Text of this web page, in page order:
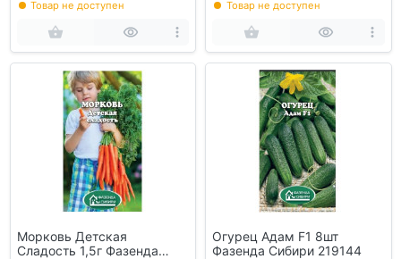
Товар не доступен
Товар не доступен
Морковь Детская
Сладость 1,5г Фазенда
Огурец Адам F1 8шт
Фазенда Сибири 219144